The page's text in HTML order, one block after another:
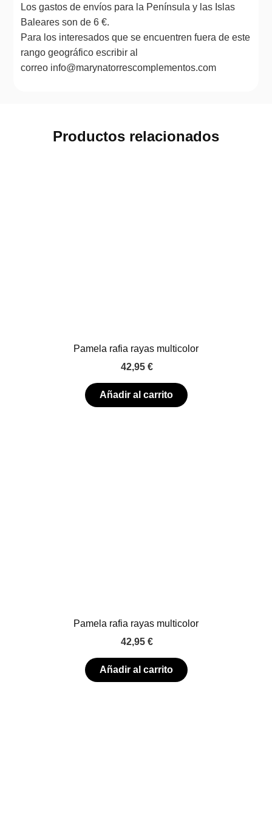
Los gastos de envíos para la Península y las Islas
Baleares son de 6 €.
Para los interesados que se encuentren fuera de este
rango geográfico escribir al
correo info@marynatorrescomplementos.com
Productos relacionados
Pamela rafia rayas multicolor
42,95 €
Añadir al carrito
Pamela rafia rayas multicolor
42,95 €
Añadir al carrito